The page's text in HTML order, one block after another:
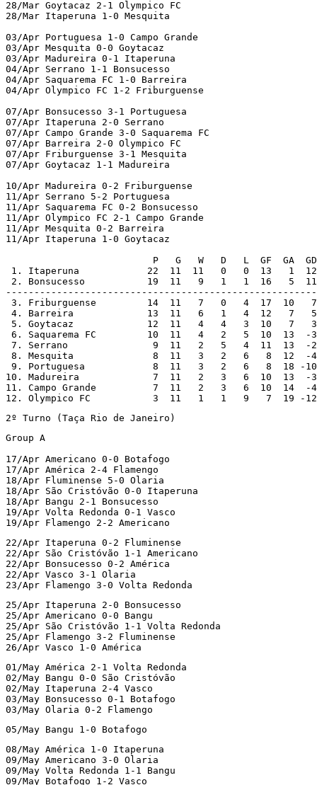
28/Mar Goytacaz 2-1 Olympico FC
28/Mar Itaperuna 1-0 Mesquita
03/Apr Portuguesa 1-0 Campo Grande
03/Apr Mesquita 0-0 Goytacaz
03/Apr Madureira 0-1 Itaperuna
04/Apr Serrano 1-1 Bonsucesso
04/Apr Saquarema FC 1-0 Barreira
04/Apr Olympico FC 1-2 Friburguense
07/Apr Bonsucesso 3-1 Portuguesa
07/Apr Itaperuna 2-0 Serrano
07/Apr Campo Grande 3-0 Saquarema FC
07/Apr Barreira 2-0 Olympico FC
07/Apr Friburguense 3-1 Mesquita
07/Apr Goytacaz 1-1 Madureira
10/Apr Madureira 0-2 Friburguense
11/Apr Serrano 5-2 Portuguesa
11/Apr Saquarema FC 0-2 Bonsucesso
11/Apr Olympico FC 2-1 Campo Grande
11/Apr Mesquita 0-2 Barreira
11/Apr Itaperuna 1-0 Goytacaz
                          P   G   W   D   L  GF  GA  GD
1. Itaperuna            22  11  11   0   0  13   1  12
2. Bonsucesso           19  11   9   1   1  16   5  11
-------------------------------------------------------
3. Friburguense         14  11   7   0   4  17  10   7
4. Barreira             13  11   6   1   4  12   7   5
5. Goytacaz             12  11   4   4   3  10   7   3
6. Saquarema FC         10  11   4   2   5  10  13  -3
7. Serrano               9  11   2   5   4  11  13  -2
8. Mesquita              8  11   3   2   6   8  12  -4
9. Portuguesa            8  11   3   2   6   8  18 -10
10. Madureira             7  11   2   3   6  10  13  -3
11. Campo Grande          7  11   2   3   6  10  14  -4
12. Olympico FC           3  11   1   1   9   7  19 -12
2º Turno (Taça Rio de Janeiro)
Group A
17/Apr Americano 0-0 Botafogo
17/Apr América 2-4 Flamengo
18/Apr Fluminense 5-0 Olaria
18/Apr São Cristóvão 0-0 Itaperuna
18/Apr Bangu 2-1 Bonsucesso
19/Apr Volta Redonda 0-1 Vasco
19/Apr Flamengo 2-2 Americano
22/Apr Itaperuna 0-2 Fluminense
22/Apr São Cristóvão 1-1 Americano
22/Apr Bonsucesso 0-2 América
22/Apr Vasco 3-1 Olaria
23/Apr Flamengo 3-0 Volta Redonda
25/Apr Itaperuna 2-0 Bonsucesso
25/Apr Americano 0-0 Bangu
25/Apr São Cristóvão 1-1 Volta Redonda
25/Apr Flamengo 3-2 Fluminense
26/Apr Vasco 1-0 América
01/May América 2-1 Volta Redonda
02/May Bangu 0-0 São Cristóvão
02/May Itaperuna 2-4 Vasco
03/May Bonsucesso 0-1 Botafogo
03/May Olaria 0-2 Flamengo
05/May Bangu 1-0 Botafogo
08/May América 1-0 Itaperuna
09/May Americano 3-0 Olaria
09/May Volta Redonda 1-1 Bangu
09/May Botafogo 1-2 Vasco